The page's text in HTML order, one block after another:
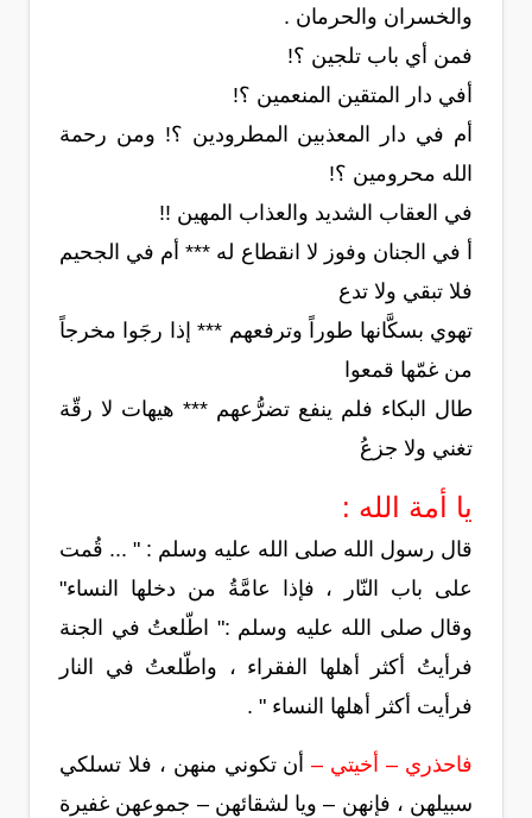
والخسران والحرمان .
فمن أي باب تلجين ؟!
أفي دار المتقين المنعمين ؟!
أم في دار المعذبين المطرودين ؟! ومن رحمة
الله محرومين ؟!
في العقاب الشديد والعذاب المهين !!
أ في الجنان وفوز لا انقطاع له *** أم في الجحيم
فلا تبقي ولا تدع
تهوي بسكَّانها طوراً وترفعهم *** إذا رجَوا مخرجاً
من غمّها قمعوا
طال البكاء فلم ينفع تضرُّعهم *** هيهات لا رقّة
تغني ولا جزعُ
يا أمة الله :
قال رسول الله صلى الله عليه وسلم : " ... قُمت
على باب النّار ، فإذا عامَّةُ من دخلها النساء"
وقال صلى الله عليه وسلم :" اطّلعتُ في الجنة
فرأيتُ أكثر أهلها الفقراء ، واطّلعتُ في النار
فرأيت أكثر أهلها النساء " .
فاحذري – أخيتي –أن تكوني منهن ، فلا تسلكي
سبيلهن ، فإنهن – ويا لشقائهن – جموعهن غفيرة